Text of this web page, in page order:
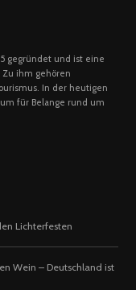
gegründet und ist eine
ihm gehören
In der heutigen
für Belange rund um
Lichterfesten
Wein – Deutschland ist